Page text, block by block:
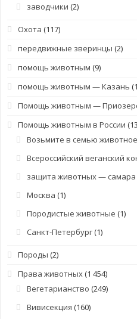
заводчики (2)
Охота (117)
передвижные зверинцы (2)
помощь животным (9)
помощь животным — Казань
Помощь животным —
Помощь животным в России
Возьмите в семью
Всероссийский веганский
защита животных — самара
Москва (1)
Породистые животные (1)
Санкт-Петербург(1)
Породы (2)
Права животных(1 454)
Вегетарианство (249)
Вивисекция (160)